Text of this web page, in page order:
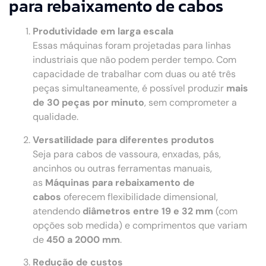
para rebaixamento de cabos
Produtividade em larga escala
Essas máquinas foram projetadas para linhas
industriais que não podem perder tempo. Com
capacidade de trabalhar com duas ou até três
peças simultaneamente, é possível produzir mais
de 30 peças por minuto, sem comprometer a
qualidade.
Versatilidade para diferentes produtos
Seja para cabos de vassoura, enxadas, pás,
ancinhos ou outras ferramentas manuais,
as Máquinas para rebaixamento de
cabos oferecem flexibilidade dimensional,
atendendo diâmetros entre 19 e 32 mm (com
opções sob medida) e comprimentos que variam
de450 a 2000 mm.
Redução de custos